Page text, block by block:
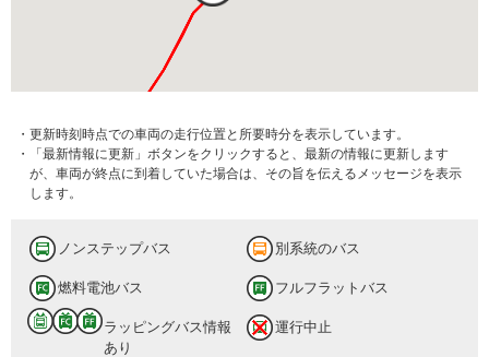
・更新時刻時点での車両の走行位置と所要時分を表示しています。
・「最新情報に更新」ボタンをクリックすると、最新の情報に更新します
が、車両が終点に到着していた場合は、その旨を伝えるメッセージを表示
します。
ノンステップバス 別系統のバス
燃料電池バス フルフラットバス
ラッピングバス情報
あり
運行中止